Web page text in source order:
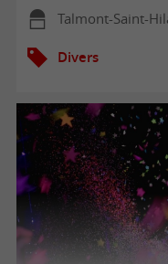
Talmont-Saint-
Divers